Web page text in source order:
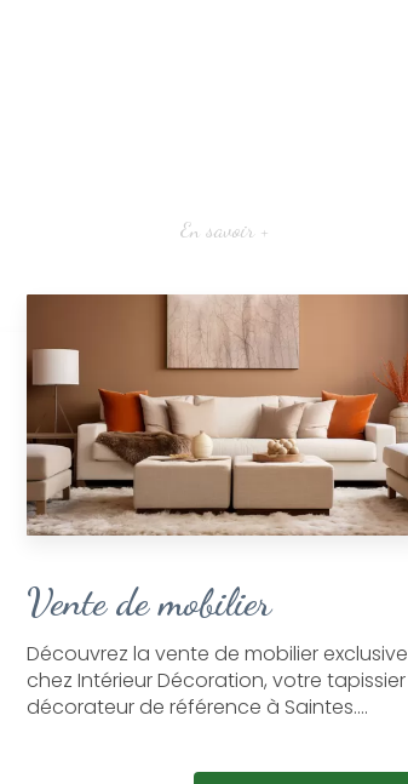
En savoir +
Vente de mobilier
Découvrez la vente de mobilier exclusive
chez Intérieur Décoration, votre tapissier
décorateur de référence à Saintes....